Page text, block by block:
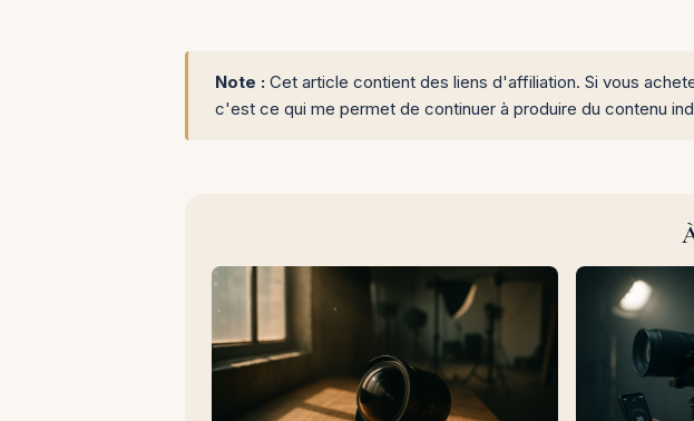
Note : Cet article contient des liens d'affiliation. Si vous
c'est ce qui me permet de continuer à produire du contenu